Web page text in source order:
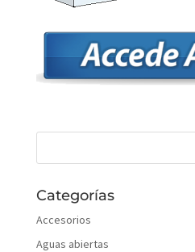
Categorías
Accesorios
Aguas abiertas